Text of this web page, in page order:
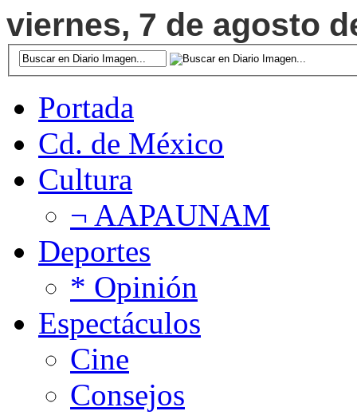
viernes, 7 de agosto
Portada
Cd. de México
Cultura
¬ AAPAUNAM
Deportes
* Opinión
Espectáculos
Cine
Consejos